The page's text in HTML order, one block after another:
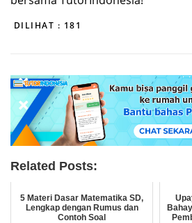
DILIHAT : 181
Related Posts:
5 Materi Dasar Matematika SD,
Lengkap dengan Rumus dan
Contoh Soal